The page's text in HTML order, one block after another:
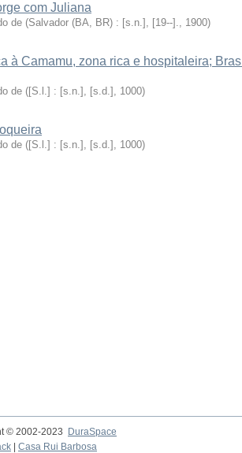
com Juliana
de (Salvador (BA, BR) : [s.n.], [19--]., 1900)
à Camamu, zona rica e hospitaleira;
de ([S.l.] : [s.n.], [s.d.] , 1000)
de ([S.l.] : [s.n.], [s.d.] , 1000)
© 2002-2023
DuraSpace
Casa Rui Barbosa